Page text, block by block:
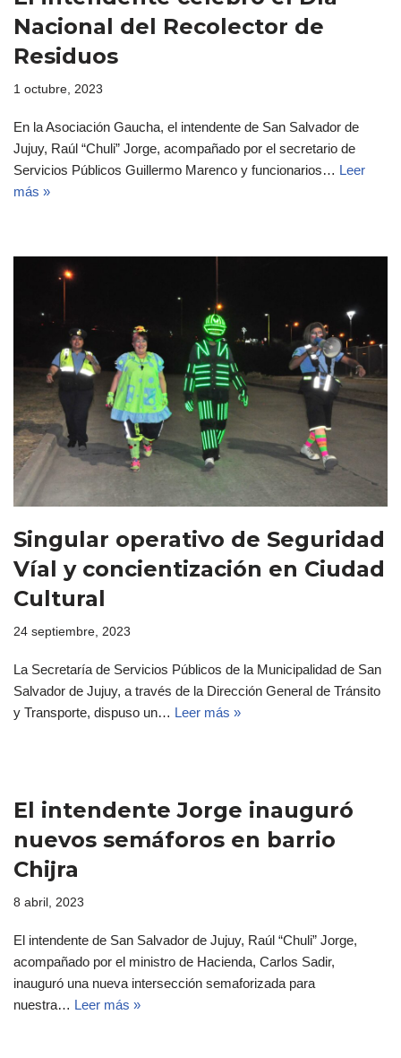
Nacional del Recolector de
Residuos
1 octubre, 2023
En la Asociación Gaucha, el intendente de San Salvador de
Jujuy, Raúl “Chuli” Jorge, acompañado por el secretario de
Servicios Públicos Guillermo Marenco y funcionarios… Leer
más »
Singular operativo de Seguridad
Víal y concientización en Ciudad
Cultural
24 septiembre, 2023
La Secretaría de Servicios Públicos de la Municipalidad de San
Salvador de Jujuy, a través de la Dirección General de Tránsito
y Transporte, dispuso un… Leer más »
El intendente Jorge inauguró
nuevos semáforos en barrio
Chijra
8 abril, 2023
El intendente de San Salvador de Jujuy, Raúl “Chuli” Jorge,
acompañado por el ministro de Hacienda, Carlos Sadir,
inauguró una nueva intersección semaforizada para
nuestra… Leer más »